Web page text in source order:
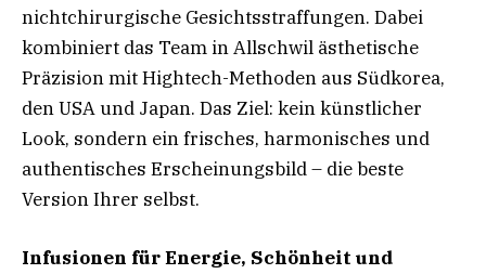
nichtchirurgische Gesichtsstraffungen. Dabei
kombiniert das Team in Allschwil ästhetische
Präzision mit Hightech-Methoden aus Südkorea,
den USA und Japan. Das Ziel: kein künstlicher
Look, sondern ein frisches, harmonisches und
authentisches Erscheinungsbild – die beste
Version Ihrer selbst.
Infusionen für Energie, Schönheit und